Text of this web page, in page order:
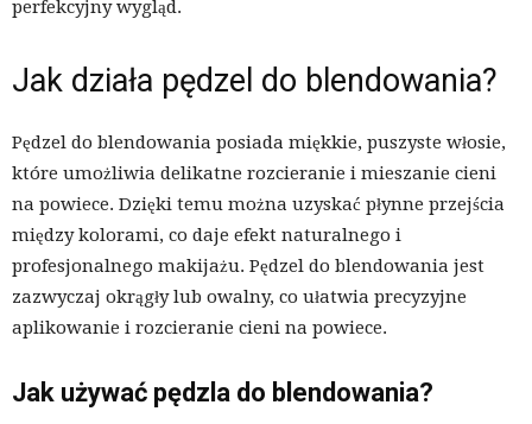
perfekcyjny wygląd.
Jak działa pędzel do blendowania?
Pędzel do blendowania posiada miękkie, puszyste włosie,
które umożliwia delikatne rozcieranie i mieszanie cieni
na powiece. Dzięki temu można uzyskać płynne przejścia
między kolorami, co daje efekt naturalnego i
profesjonalnego makijażu. Pędzel do blendowania jest
zazwyczaj okrągły lub owalny, co ułatwia precyzyjne
aplikowanie i rozcieranie cieni na powiece.
Jak używać pędzla do blendowania?